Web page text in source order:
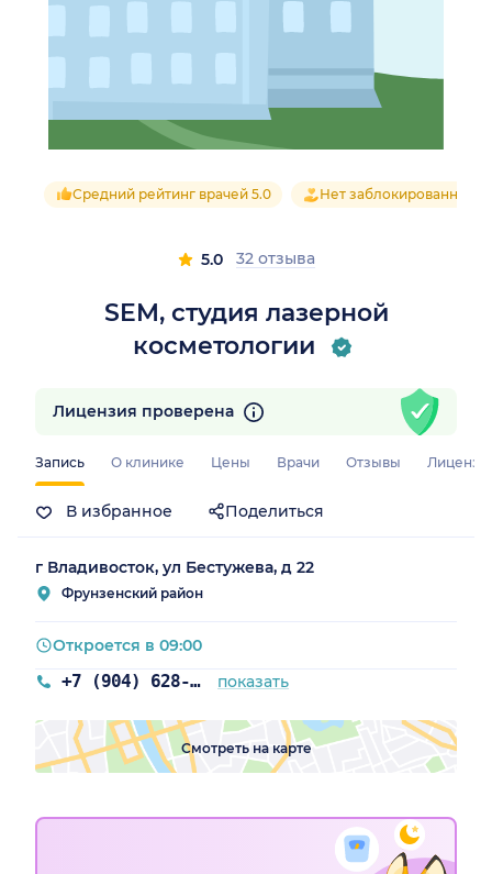
SEM, студия лазерной
косметологии
Средний рейтинг врачей 5.0 Нет заблокированных
5.0 32 отзыва
Запись О клинике Цены Врачи Отзывы
В избранное Поделиться
Лицензия проверена
г Владивосток, ул Бестужева, д 22
Фрунзенский район
+7 (904) 628-67-77 показать
Откроется в 09:00
Смотреть на карте